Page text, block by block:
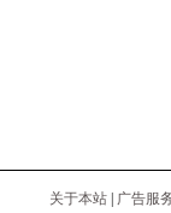
关于本站
广告服